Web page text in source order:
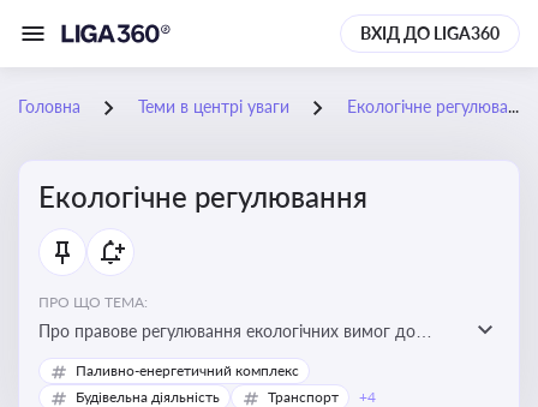
ВХІД ДО LIGA360
Головна Теми в центрі уваги Екологічне регулювання
Екологічне регулювання
ПРО ЩО ТЕМА:
Про правове регулювання екологічних вимог до
виробництв, включно з дозволами, перевірками,
стандартами викидів і гармонізацією з
Паливно-енергетичний комплекс
Будівельна діяльність
Транспорт +4